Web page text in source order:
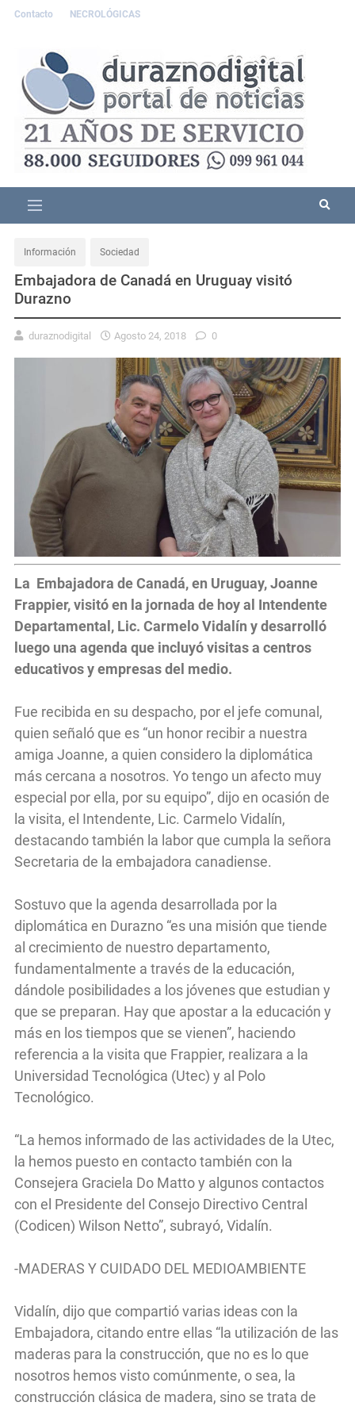
Contacto NECROLÓGICAS
Información Sociedad
Embajadora de Canadá en Uruguay visitó
Durazno
duraznodigital Agosto 24, 2018 0
La Embajadora de Canadá, en Uruguay, Joanne
Frappier, visitó en la jornada de hoy al Intendente
Departamental, Lic. Carmelo Vidalín y desarrolló
luego una agenda que incluyó visitas a centros
educativos y empresas del medio.
Fue recibida en su despacho, por el jefe comunal,
quien señaló que es “un honor recibir a nuestra
amiga Joanne, a quien considero la diplomática
más cercana a nosotros. Yo tengo un afecto muy
especial por ella, por su equipo”, dijo en ocasión de
la visita, el Intendente, Lic. Carmelo Vidalín,
destacando también la labor que cumpla la señora
Secretaria de la embajadora canadiense.
Sostuvo que la agenda desarrollada por la
diplomática en Durazno “es una misión que tiende
al crecimiento de nuestro departamento,
fundamentalmente a través de la educación,
dándole posibilidades a los jóvenes que estudian y
que se preparan. Hay que apostar a la educación y
más en los tiempos que se vienen”, haciendo
referencia a la visita que Frappier, realizara a la
Universidad Tecnológica (Utec) y al Polo
Tecnológico.
“La hemos informado de las actividades de la Utec,
la hemos puesto en contacto también con la
Consejera Graciela Do Matto y algunos contactos
con el Presidente del Consejo Directivo Central
(Codicen) Wilson Netto”, subrayó, Vidalín.
-MADERAS Y CUIDADO DEL MEDIOAMBIENTE
Vidalín, dijo que compartió varias ideas con la
Embajadora, citando entre ellas “la utilización de las
maderas para la construcción, que no es lo que
nosotros hemos visto comúnmente, o sea, la
construcción clásica de madera, sino se trata de